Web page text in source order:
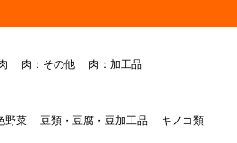
肉：その他 肉：加工品
野菜 豆類・豆腐・豆加工品
キノコ類